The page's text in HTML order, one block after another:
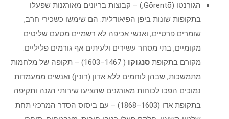
הגוֹרֶנטוֹ (Gōrentō,) – קבוצות בריונים מאורגנות שפעלו
בתקופות שונות ביפן הפיאודלית. הם שימשו כשכירי חרב,
שומרים פרטיים, ואנשי אכיפה לא רשמיים מטעם שליטים
מקומיים, בתי מסחר עשירים ולעיתים אף גורמים פליליים.
מקורם בתקופת סנגוקו
( 1467–1603) – תקופה של מלחמות
מתמשכות, שבהן לוחמים ללא אדון (רונין) ואנשים ממעמדות
נמוכים הפכו לכוחות מאורגנים שהציעו שירותי הגנה ותקיפה.
בתקופת אדו (1603–1868) – עם ביסוס הסדר המרכזי תחת